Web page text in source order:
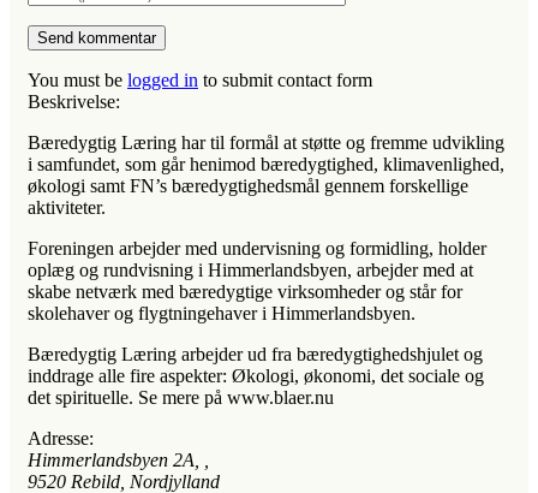
You must be logged in to submit contact form
Beskrivelse:
Bæredygtig Læring har til formål at støtte og fremme udvikling
i samfundet, som går henimod bæredygtighed, klimavenlighed,
økologi samt FN’s bæredygtighedsmål gennem forskellige
aktiviteter.
Foreningen arbejder med undervisning og formidling, holder
oplæg og rundvisning i Himmerlandsbyen, arbejder med at
skabe netværk med bæredygtige virksomheder og står for
skolehaver og flygtningehaver i Himmerlandsbyen.
Bæredygtig Læring arbejder ud fra bæredygtighedshjulet og
inddrage alle fire aspekter: Økologi, økonomi, det sociale og
det spirituelle. Se mere på www.blaer.nu
Adresse:
Himmerlandsbyen 2A
9520 Rebild, Nordjylland